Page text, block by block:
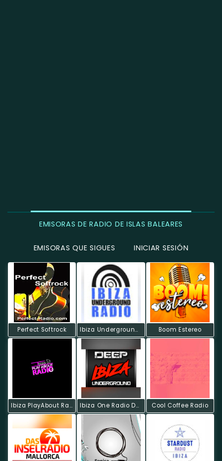
EMISORAS DE RADIO DE ISLAS BALEARES
EMISORAS QUE SIGUES INICIAR SESIÓN
Perfect Softrock Ibiza Underground Radio Boom Estereo
Ibiza PlayAbout Radio Ibiza One Radio Deep Cool Coffee Radio